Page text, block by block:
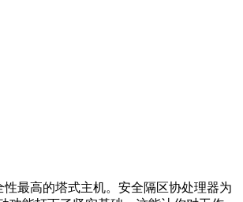
性最高的塔式主机。安全隔区协处理器为